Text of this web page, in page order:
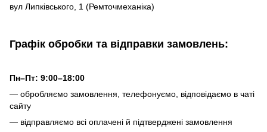
вул Липківського, 1 (Ремточмеханіка)
Графік обробки та відправки замовлень:
Пн–Пт: 9:00–18:00
— обробляємо замовлення, телефонуємо, відповідаємо в чаті
сайту
— відправляємо всі оплачені й підтверджені замовлення